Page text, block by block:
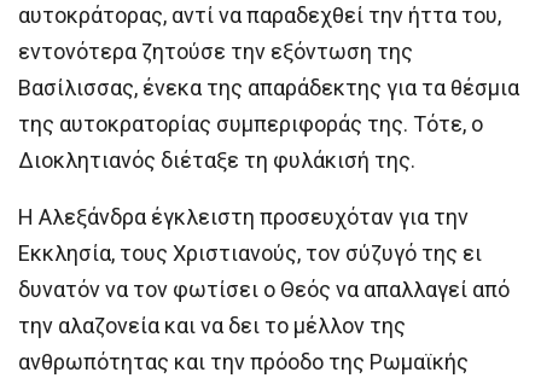
αυτοκράτορας, αντί να παραδεχθεί την ήττα του,
εντονότερα ζητούσε την εξόντωση της
Βασίλισσας, ένεκα της απαράδεκτης για τα θέσμια
της αυτοκρατορίας συμπεριφοράς της. Τότε, ο
Διοκλητιανός διέταξε τη φυλάκισή της.
Η Αλεξάνδρα έγκλειστη προσευχόταν για την
Εκκλησία, τους Χριστιανούς, τον σύζυγό της ει
δυνατόν να τον φωτίσει ο Θεός να απαλλαγεί από
την αλαζονεία και να δει το μέλλον της
ανθρωπότητας και την πρόοδο της Ρωμαϊκής